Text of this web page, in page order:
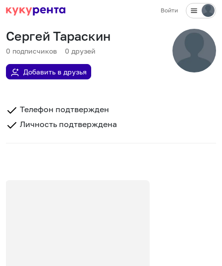
Войти
Сергей Тараскин
0 подписчиков 0 друзей
Добавить в друзья
Телефон подтвержден
Личность подтверждена